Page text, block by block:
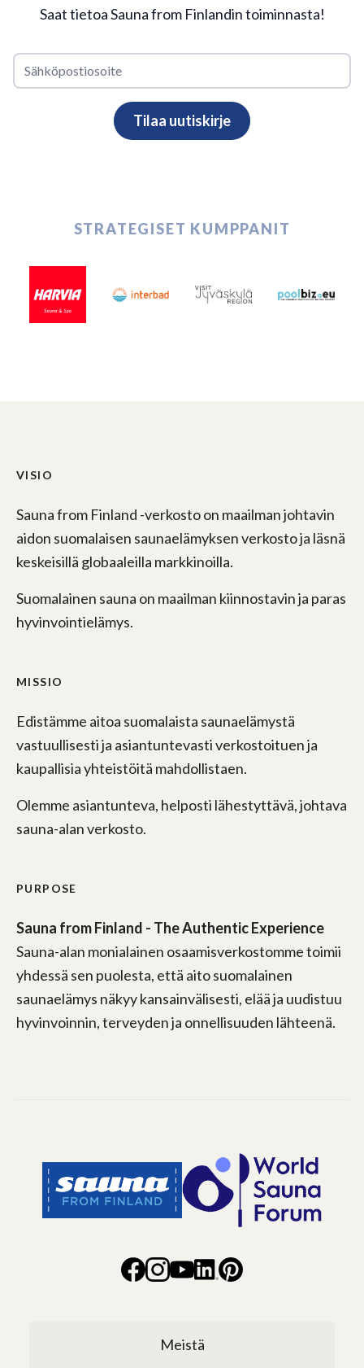
Saat tietoa Sauna from Finlandin toiminnasta!
STRATEGISET KUMPPANIT
VISIO
Sauna from Finland -verkosto on maailman johtavin
aidon suomalaisen saunaelämyksen verkosto ja läsnä
keskeisillä globaaleilla markkinoilla.
Suomalainen sauna on maailman kiinnostavin ja paras
hyvinvointielämys.
MISSIO
Edistämme aitoa suomalaista saunaelämystä
vastuullisesti ja asiantuntevasti verkostoituen ja
kaupallisia yhteistöitä mahdollistaen.
Olemme asiantunteva, helposti lähestyttävä, johtava
sauna-alan verkosto.
PURPOSE
Sauna from Finland - The Authentic Experience
Sauna-alan monialainen osaamisverkostomme toimii
yhdessä sen puolesta, että aito suomalainen
saunaelämys näkyy kansainvälisesti, elää ja uudistuu
hyvinvoinnin, terveyden ja onnellisuuden lähteenä.
Meistä